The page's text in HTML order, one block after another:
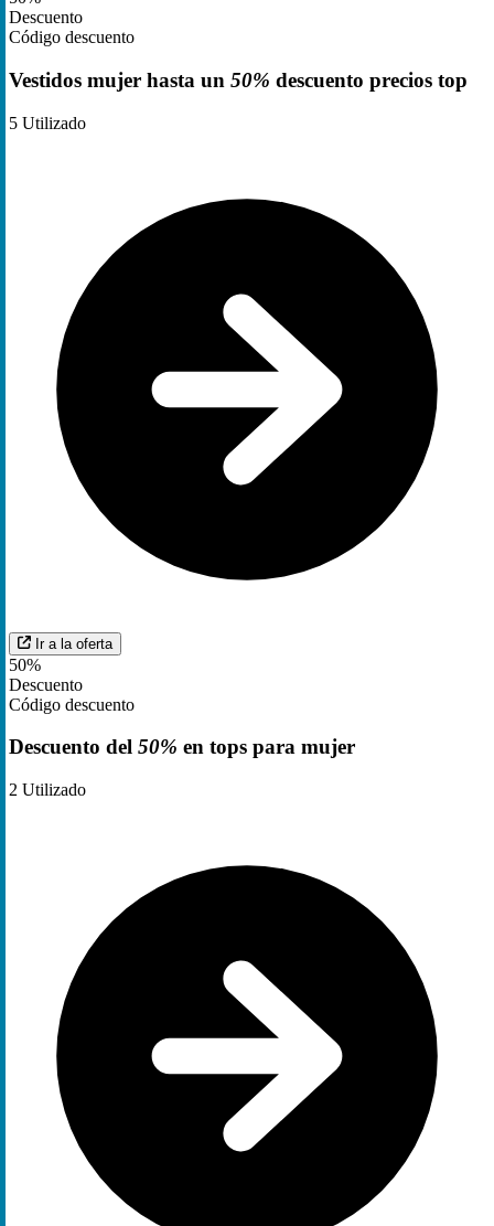
Descuento
Código descuento
Vestidos mujer hasta un 50% descuento precios top
5 Utilizado
Ir a la oferta
50%
Descuento
Código descuento
Descuento del 50% en tops para mujer
2 Utilizado